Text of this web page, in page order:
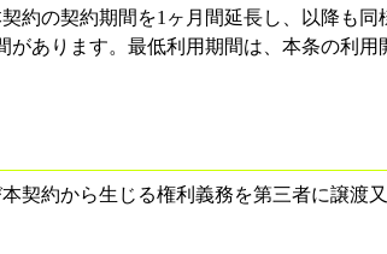
約の契約期間を1ヶ月間延長し、以降も同
あります。最低利用期間は、本条の利用
契約から生じる権利義務を第三者に譲渡